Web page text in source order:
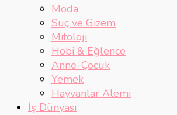
Moda
Suç ve Gizem
Mitoloji
Hobi & Eğlence
Anne-Çocuk
Yemek
Hayvanlar Alemi
İş Dünyası